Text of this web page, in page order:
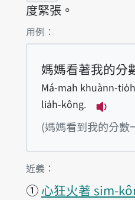
度緊張。
第1項釋義的
用例：
媽媽看著我的分
Má-mah khuànn-
lia̍h-kông.
播放
(媽媽看到我的分數
第1項釋義的
近義：
① 心狂火著 sim-